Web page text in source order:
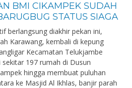
BMI CIKAMPEK SUDAH
STATUS SIAGA
berlangsung diakhir pekan ini,
Karawang, kembali di kepung
Kecamatan Telukjambe
197 rumah di Dusun
hingga membuat puluhan
ke Masjid Al Ikhlas, banjir parah